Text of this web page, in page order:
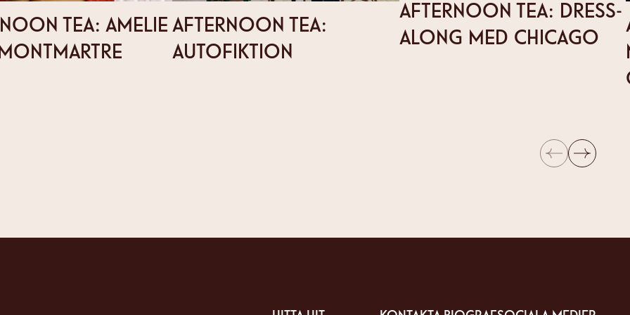
TEA: AMELIE AFTERNOON TEA:
AUTOFIKTION
AFTERNOON TEA: DRESS-
ALONG MED CHICAGO
Föregående
Nästa